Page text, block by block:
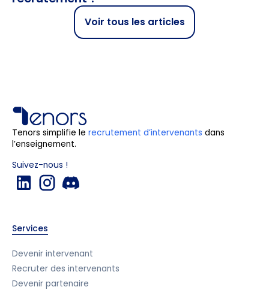
Voir tous les articles
Tenors simplifie le recrutement d’intervenants dans
l’enseignement.
Suivez-nous !
Services
Devenir intervenant
Recruter des intervenants
Devenir partenaire